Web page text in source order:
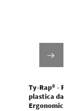
Ty-Rap® -
plastica da
Ergonomiche